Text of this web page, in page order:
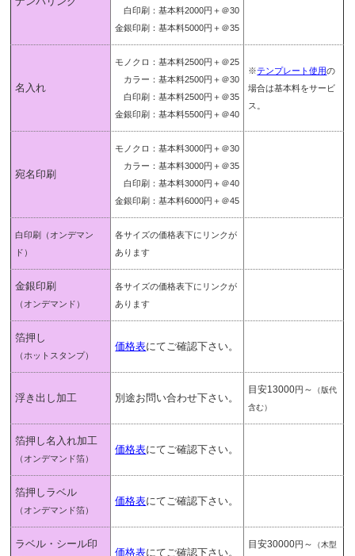
白印刷：基本料2000円＋＠30
金銀印刷：基本料5000円＋＠35
名入れ
モノクロ：基本料2500円＋＠25
カラー：基本料2500円＋＠30
白印刷：基本料2500円＋＠35
金銀印刷：基本料5500円＋＠40
※テンプレート使用の
場合は基本料をサービ
ス。
宛名印刷
モノクロ：基本料3000円＋＠30
カラー：基本料3000円＋＠35
白印刷：基本料3000円＋＠40
金銀印刷：基本料6000円＋＠45
白印刷
（オンデマン
ド）
各サイズの価格表下にリンクが
あります
金銀印刷
（オンデマンド）
各サイズの価格表下にリンクが
あります
箔押し
（ホットスタンプ）
価格表にてご確認下さい。
浮き出し加工 別途お問い合わせ下さい。
目安13000円 ～
（版代
含む）
箔押し名入れ加工
（オンデマンド箔）
価格表にてご確認下さい。
箔押しラベル
（オンデマンド箔）
価格表にてご確認下さい。
ラベル・シール印
価格表にてご確認下さい。
目安30000円 ～
（木型